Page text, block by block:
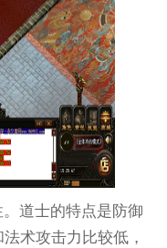
道士的特点是防御
术攻击力比较低，